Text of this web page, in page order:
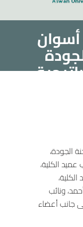
الجودة،
21 أبريل 2026، بمكتب عميد الكلية،
ونائب
جانب أعضاء